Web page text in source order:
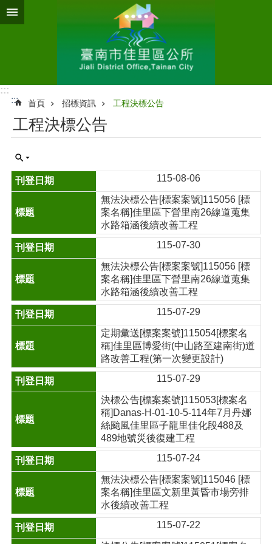
跳到主要內容區塊
:::
:::
首頁 招標資訊 工程決標公告
工程決標公告
115-08-06
無法決標公告[標案案號]115056 [標
案名稱]佳里區下營里南26線道蒐集
水路箱涵後續改善工程
115-07-30
無法決標公告[標案案號]115056 [標
案名稱]佳里區下營里南26線道蒐集
水路箱涵後續改善工程
115-07-29
定期彙送[標案案號]115054[標案名
稱]佳里區博愛街(中山路至建南街)道
路改善工程(第一次變更設計)
115-07-29
決標公告[標案案號]115053[標案名
稱]Danas-H-01-10-5-114年7月丹娜
絲颱風佳里區子龍里佳化段488及
489地號災後復建工程
115-07-24
無法決標公告[標案案號]115046 [標
案名稱]佳里區文新里黃昏市場旁排
水後續改善工程
115-07-22